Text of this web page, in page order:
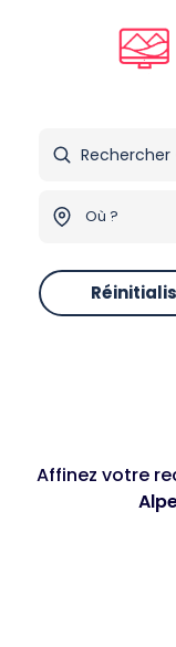
Affinez votre